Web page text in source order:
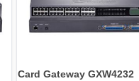
Card Gateway GXW4232